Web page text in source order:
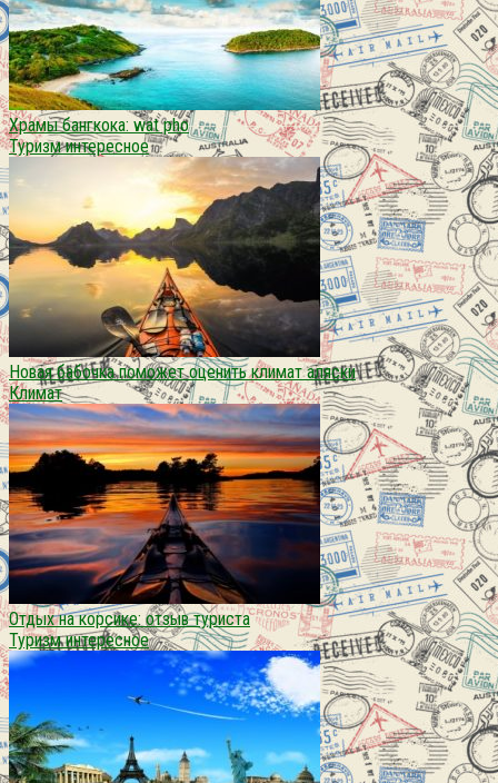
Храмы бангкока: wat pho
Туризм интересное
Новая бабочка поможет оценить климат аляски
Климат
Отдых на корсике: отзыв туриста
Туризм интересное